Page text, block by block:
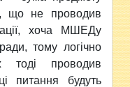
що не проводив
хоча МШЕДу
тому логічно
тоді проводив
питання будуть